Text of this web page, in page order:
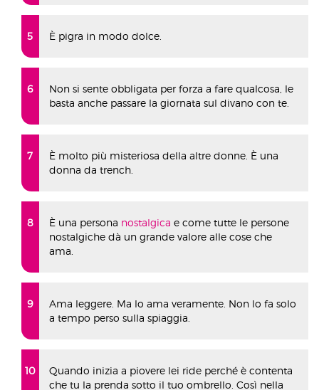
È pigra in modo dolce.
Non si sente obbligata per forza a fare qualcosa, le
basta anche passare la giornata sul divano con te.
È molto più misteriosa della altre donne. È una
donna da trench.
È una persona nostalgica e come tutte le persone
nostalgiche dà un grande valore alle cose che
ama.
Ama leggere. Ma lo ama veramente. Non lo fa solo
a tempo perso sulla spiaggia.
Quando inizia a piovere lei ride perché è contenta
che tu la prenda sotto il tuo ombrello. Così nella